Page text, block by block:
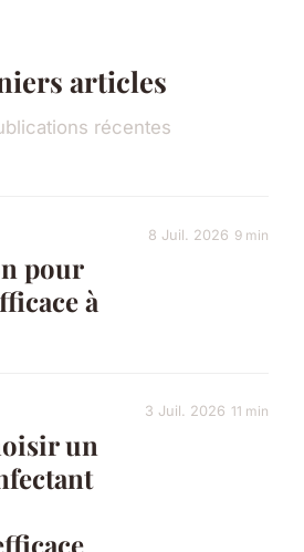
articles
récentes
pour
à
8 Juil. 2026 9 min
un
3 Juil. 2026 11 min